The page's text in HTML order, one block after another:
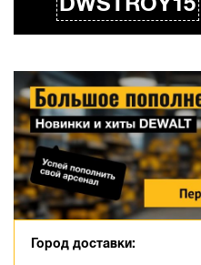
DWSTROY15
Город доставки: